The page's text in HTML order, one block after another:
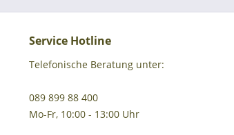
Service Hotline
Telefonische Beratung unter:
089 899 88 400
Mo-Fr, 10:00 - 13:00 Uhr